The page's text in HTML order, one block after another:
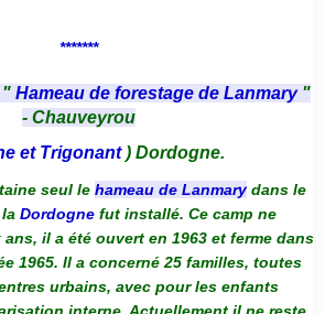
*******
" Hameau de forestage de Lanmary "
- Chauveyrou
et Trigonant) Dordogne.
seul le hameau de Lanmarydans le
Dordogne fut installé. Ce camp ne
il a été ouvert en 1963 et ferme dans
1965. Il a concerné 25 familles, toutes
urbains, avec pour les enfants